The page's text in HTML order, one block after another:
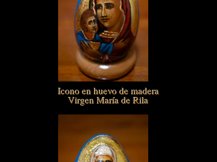
Icono en huevo de madera
Virgen María de Rila